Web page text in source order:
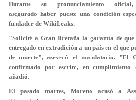
Durante su pronunciamiento
asegurado haber puesto una condición
fundador de WikiLeaks.
"Solicité a Gran Bretaña la garantía de que
entregado en extradición a un país en el que
de muerte", aseveró el mandatario. "El
confirmado por escrito, en cumplimiento
añadió.
El pasado martes, Moreno acusó a